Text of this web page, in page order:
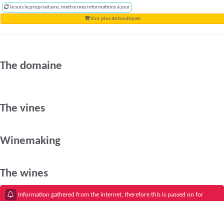
Je suis le propriaitaire, mettre mes informations à jour
Voir plus de boutiques
The domaine
The vines
Winemaking
The wines
Information gathered from the internet, therefore this is passed on for